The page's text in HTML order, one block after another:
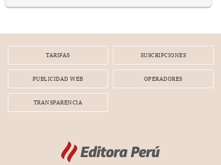
por la frustrada realización de un meet and greet con
TARIFAS SUSCRIPCIONES
PUBLICIDAD WEB OPERADORES
TRANSPARENCIA